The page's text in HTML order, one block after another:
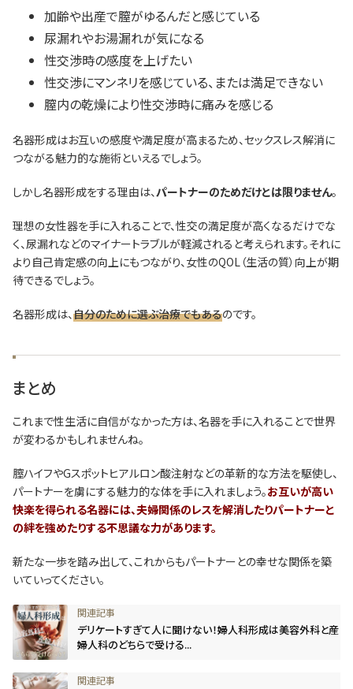
加齢や出産で膣がゆるんだと感じている
尿漏れやお湯漏れが気になる
性交渉時の感度を上げたい
性交渉にマンネリを感じている、または満足できない
膣内の乾燥により性交渉時に痛みを感じる
名器形成はお互いの感度や満足度が高まるため、セックスレス解消に
つながる魅力的な施術といえるでしょう。
しかし名器形成をする理由は、パートナーのためだけとは限りません。
理想の女性器を手に入れることで、性交の満足度が高くなるだけでな
く、尿漏れなどのマイナートラブルが軽減されると考えられます。それに
より自己肯定感の向上にもつながり、女性のQOL（生活の質）向上が期
待できるでしょう。
名器形成は、自分のために選ぶ治療でもあるのです。
まとめ
これまで性生活に自信がなかった方は、名器を手に入れることで世界
が変わるかもしれませんね。
膣ハイフやGスポットヒアルロン酸注射などの革新的な方法を駆使し、
パートナーを虜にする魅力的な体を手に入れましょう。お互いが高い
快楽を得られる名器には、夫婦関係のレスを解消したりパートナーと
の絆を強めたりする不思議な力があります。
新たな一歩を踏み出して、これからもパートナーとの幸せな関係を築
いていってください。
デリケートすぎて人に聞けない！婦人科形成は美容外科と産
婦人科のどちらで受ける...